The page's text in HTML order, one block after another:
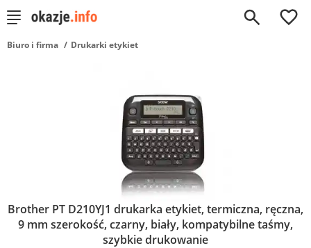
0
Biuro i firma Drukarki etykiet
Brother PT D210YJ1 drukarka etykiet, termiczna, ręczna,
9 mm szerokość, czarny, biały, kompatybilne taśmy,
szybkie drukowanie